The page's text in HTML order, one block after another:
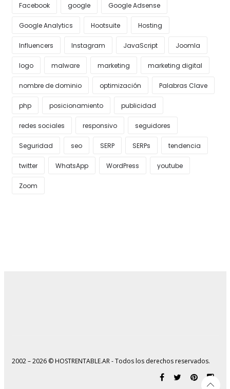
Facebook google Google Adsense
Google Analytics Hootsuite Hosting
Influencers Instagram JavaScript Joomla
logo malware marketing marketing digital
nombre de dominio optimización Palabras Clave
php posicionamiento publicidad
redes sociales responsivo seguidores
Seguridad seo SERP SERPs tendencia
twitter WhatsApp WordPress youtube
Zoom
2002 – 2026 © HOSTRENTABLE.AR - Todos los derechos reservados.